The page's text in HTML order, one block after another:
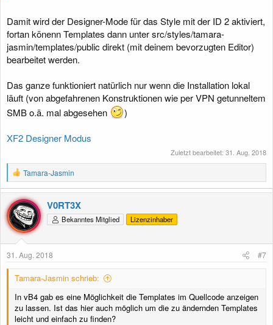
Damit wird der Designer-Mode für das Style mit der ID 2 aktiviert,
fortan könenn Templates dann unter src/styles/tamara-
jasmin/templates/public direkt (mit deinem bevorzugten Editor)
bearbeitet werden.
Das ganze funktioniert natürlich nur wenn die Installation lokal
läuft (von abgefahrenen Konstruktionen wie per VPN getunneltem
SMB o.ä. mal abgesehen
)
XF2 Designer Modus
Zuletzt bearbeitet: 31. Aug. 2018
R
e
a
k
t
i
o
n
n
Tamara-Jasmin
V0RT3X
Bekanntes Mitglied Lizenzinhaber
31. Aug. 2018 #7
Tamara-Jasmin schrieb:
In vB4 gab es eine Möglichkeit die Templates im Quellcode anzeigen
zu lassen. Ist das hier auch möglich um die zu ändernden Templates
leicht und einfach zu finden?